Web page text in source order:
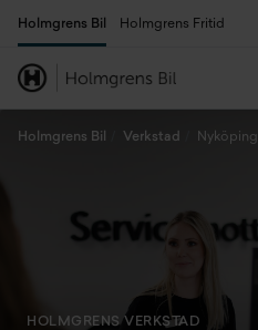
Holmgrens Bil Holmgrens Fritid
Holmgrens Bil Verkstad Nyköping
HOLMGRENS VERKSTAD